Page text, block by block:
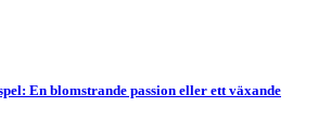
En blomstrande passion eller ett växande